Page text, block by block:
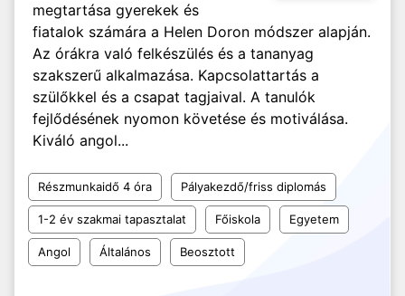
megtartása gyerekek és
fiatalok számára a Helen Doron módszer alapján.
Az órákra való felkészülés és a tananyag
szakszerű alkalmazása. Kapcsolattartás a
szülőkkel és a csapat tagjaival. A tanulók
fejlődésének nyomon követése és motiválása.
Kiváló angol...
Részmunkaidő 4 óra Pályakezdő/friss diplomás
1-2 év szakmai tapasztalat Főiskola Egyetem
Angol Általános Beosztott